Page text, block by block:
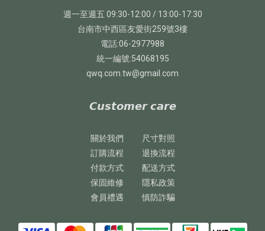
週一至週五 09:30-12:00 / 13:00-17:30
台南市中西區友愛街259號3樓
電話:06-2977988
統一編號:54068195
qwq.com.tw@gmail.com
𝘾𝙪𝙨𝙩𝙤𝙢𝙚𝙧 𝙘𝙖𝙧𝙚
關於我們
尺寸對照
訂購流程
退換流程
付款方式
配送方式
保固維修
隱私政策
會員禮遇
慎防詐騙